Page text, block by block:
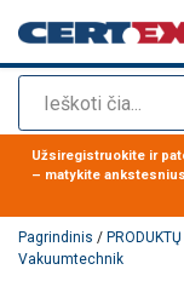
Paieška
Produktas buvo
Užsiregistruokite ir
– matykite
Pagrindinis /
Vakuumtechnik